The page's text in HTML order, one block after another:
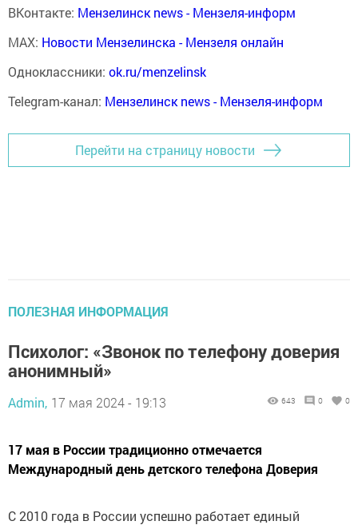
ВКонтакте: Мензелинск news - Мензеля-информ
MAX: Новости Мензелинска - Мензеля онлайн
Одноклассники: ok.ru/menzelinsk
Telegram-канал: Мензелинск news - Мензеля-информ
Перейти на страницу новости
ПОЛЕЗНАЯ ИНФОРМАЦИЯ
Психолог: «Звонок по телефону доверия
анонимный»
Admin, 17 мая 2024 - 19:13 643 0 0
17 мая в России традиционно отмечается
Международный день детского телефона Доверия
С 2010 года в России успешно работает единый